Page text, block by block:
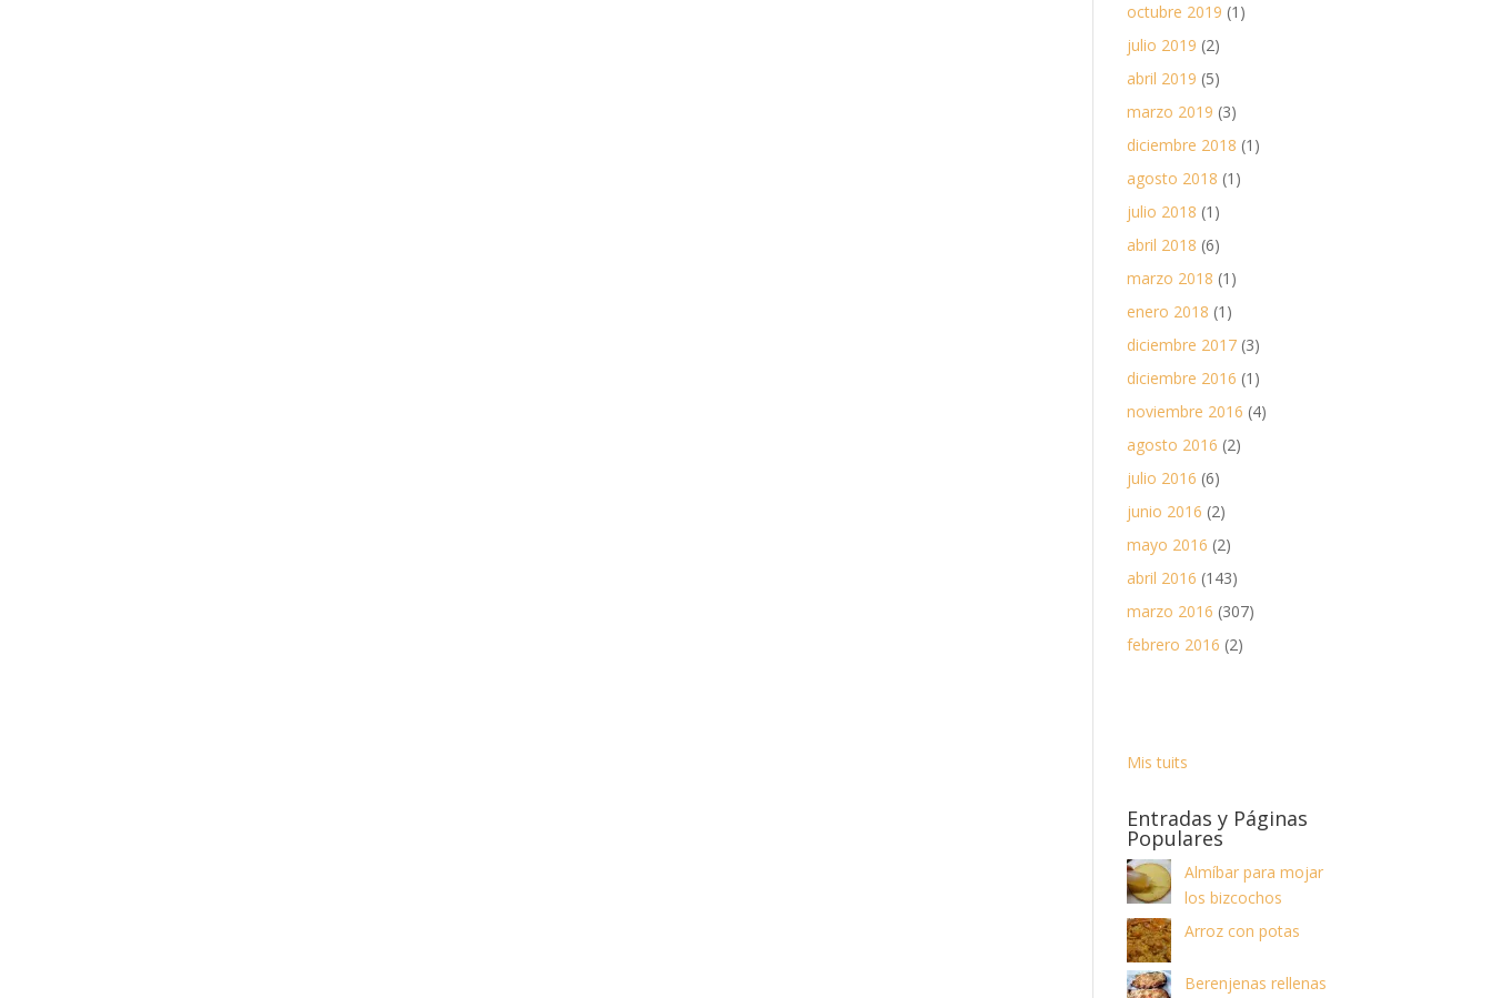
octubre 2019 (1)
julio 2019 (2)
abril 2019 (5)
marzo 2019 (3)
diciembre 2018 (1)
agosto 2018 (1)
julio 2018 (1)
abril 2018 (6)
marzo 2018 (1)
enero 2018 (1)
diciembre 2017 (3)
diciembre 2016 (1)
noviembre 2016 (4)
agosto 2016 (2)
julio 2016 (6)
junio 2016 (2)
mayo 2016 (2)
abril 2016 (143)
marzo 2016 (307)
febrero 2016 (2)
Mis tuits
Entradas y Páginas
Populares
Almíbar para mojar
los bizcochos
Arroz con potas
Berenjenas rellenas